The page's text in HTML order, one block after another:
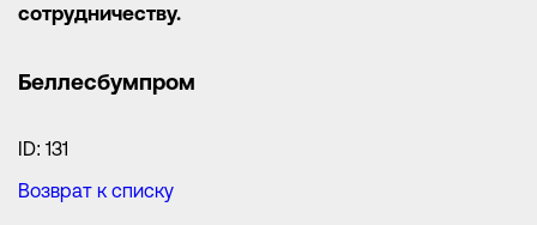
сотрудничеству.
Беллесбумпром
ID: 131
Возврат к списку